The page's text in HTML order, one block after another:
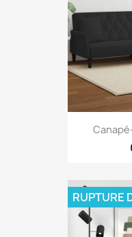
RUPTURE